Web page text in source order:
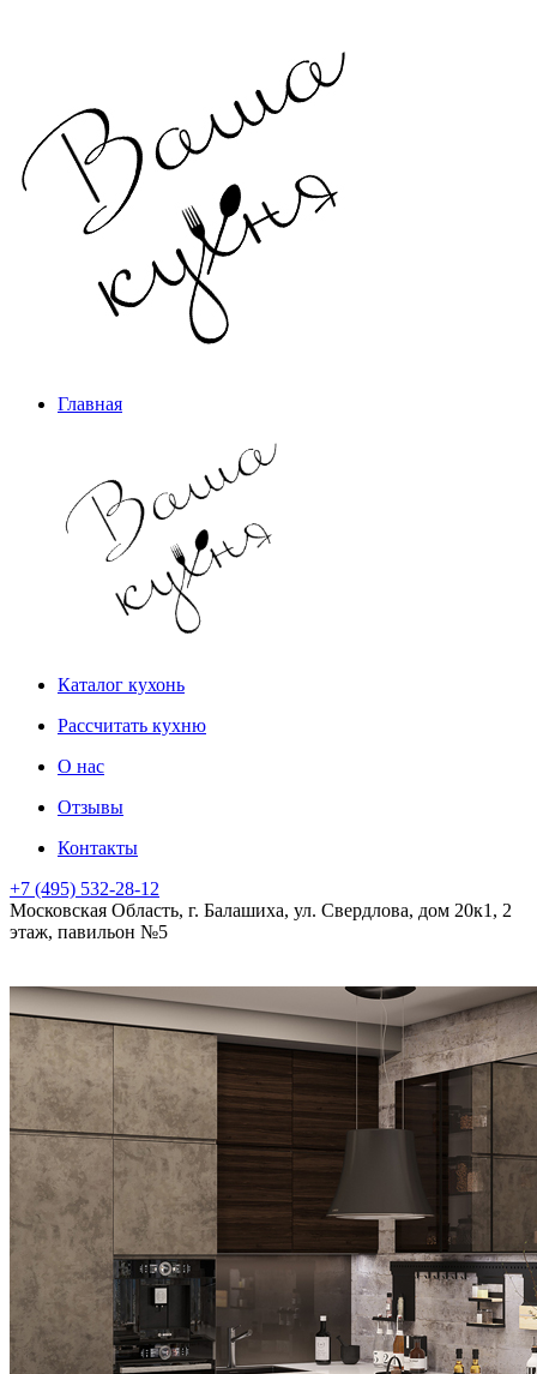
Главная
Каталог кухонь
Рассчитать кухню
О нас
Отзывы
Контакты
+7 (495) 532-28-12
Московская Область, г. Балашиха, ул. Свердлова, дом 20к1, 2
этаж, павильон №5